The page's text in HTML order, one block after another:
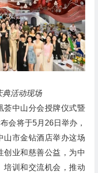
典活动现场
荟中山分会授牌仪式暨
会将于5月26日举办，
山市金钻酒店举办这场
创业和慈善公益，为中
培训和交流机会，推动